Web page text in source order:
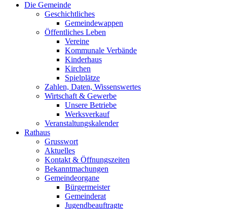
Die Gemeinde
Geschichtliches
Gemeindewappen
Öffentliches Leben
Vereine
Kommunale Verbände
Kinderhaus
Kirchen
Spielplätze
Zahlen, Daten, Wissenswertes
Wirtschaft & Gewerbe
Unsere Betriebe
Werksverkauf
Veranstaltungskalender
Rathaus
Grusswort
Aktuelles
Kontakt & Öffnungszeiten
Bekanntmachungen
Gemeindeorgane
Bürgermeister
Gemeinderat
Jugendbeauftragte